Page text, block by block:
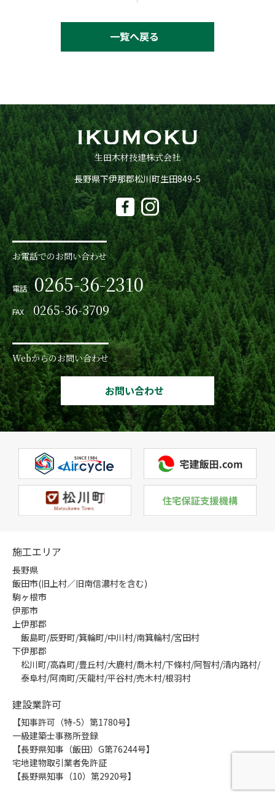
一覧へ戻る
生田木材技建株式会社
長野県下伊那郡松川町生田849-5
お電話でのお問い合わせ
電話 0265-36-2310
FAX0265-36-3709
Webからのお問い合わせ
お問い合わせ
施工エリア
長野県
飯田市(旧上村／旧南信濃村を含む)
駒ヶ根市
伊那市
上伊那郡
飯島町/辰野町/箕輪町/中川村/南箕輪村/宮田村
下伊那郡
松川町/高森町/豊丘村/大鹿村/喬木村/下條村/阿智村/清内路村/
泰阜村/阿南町/天龍村/平谷村/売木村/根羽村
建設業許可
【知事許可（特-5）第1780号】
一級建築士事務所登録
【長野県知事（飯田）G第76244号】
宅地建物取引業者免許証
【長野県知事（10）第2920号】